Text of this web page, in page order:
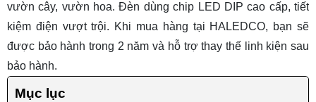
vườn cây, vườn hoa. Đèn dùng chip LED DIP cao cấp, tiết
kiệm điện vượt trội. Khi mua hàng tại HALEDCO, bạn sẽ
được bảo hành trong 2 năm và hỗ trợ thay thế linh kiện sau
bảo hành.
Mục lục